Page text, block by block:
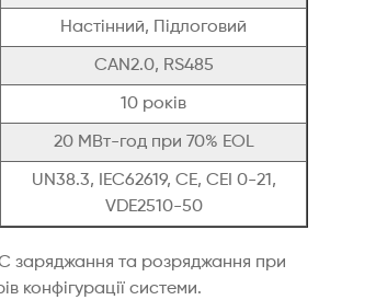
Настінний, Підлоговий
CAN2.0, RS485
10 років
20 МВт-год при 70% EOL
UN38.3, IEC62619, CE, CEI 0-21,
VDE2510-50
заряджання та розряджання при
конфігурації системи.